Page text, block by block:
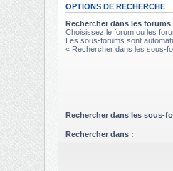
OPTIONS DE RECHERCHE
Rechercher dans les forums
Choisissez le forum ou les
Les sous-forums sont
« Rechercher dans les sous-
Rechercher dans les sous-
Rechercher dans :